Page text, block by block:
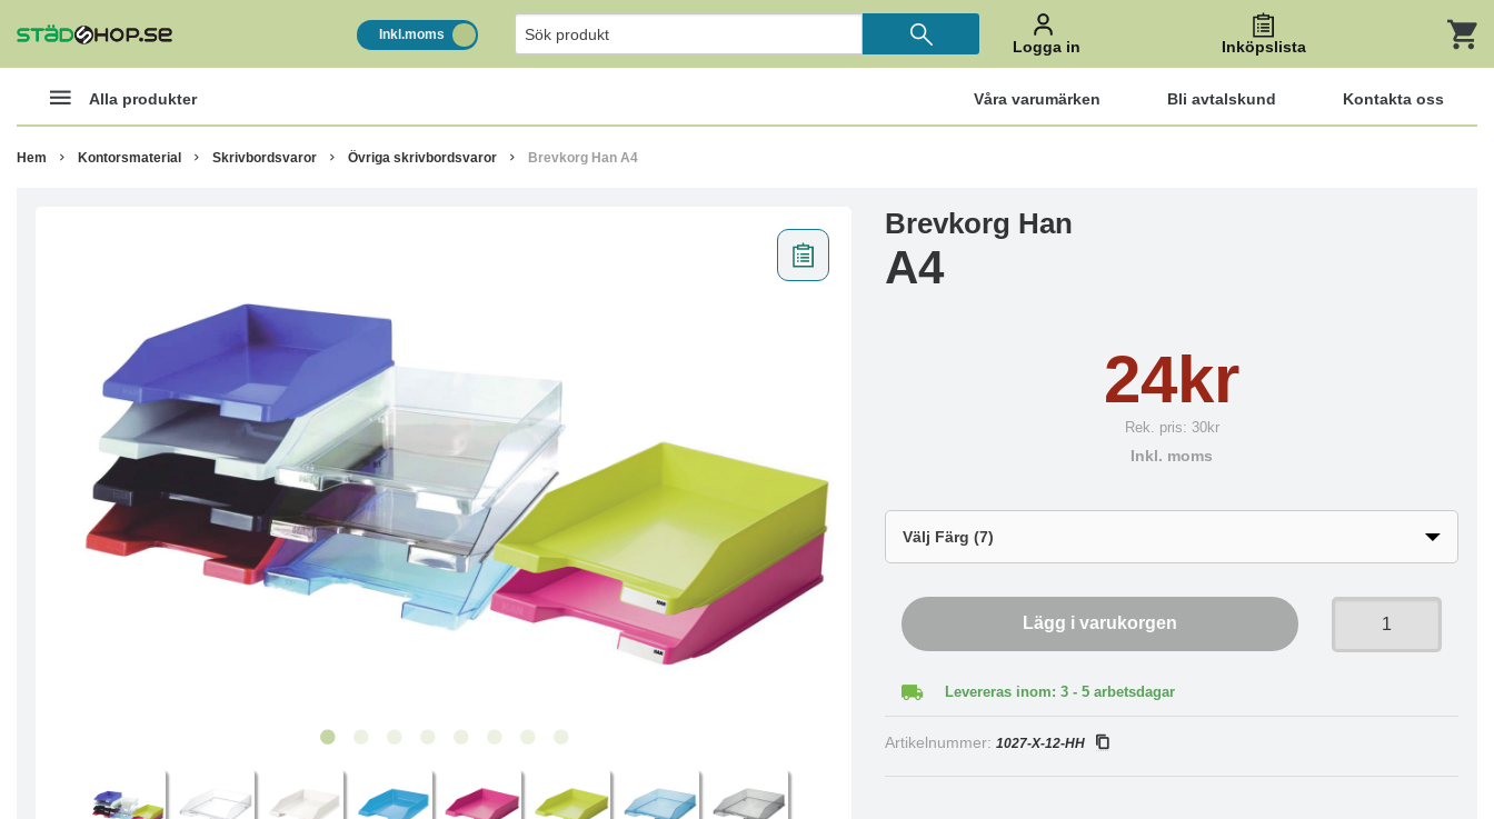
Inkl.moms
Logga in Inköpslista
Alla produkter Våra varumärken Bli avtalskund Kontakta oss
Hem Kontorsmaterial Skrivbordsvaror Övriga skrivbordsvaror Brevkorg Han A4
Brevkorg Han
A4
24kr
Rek. pris: 30kr
Inkl. moms
Lägg i varukorgen
Levereras inom: 3 - 5 arbetsdagar
Artikelnummer:1027-X-12-HH